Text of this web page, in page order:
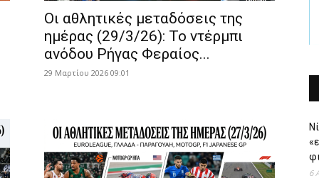
Οι αθλητικές μεταδόσεις της
ημέρας (29/3/26): Το ντέρμπι
ανόδου Ρήγας Φεραίος...
29 Μαρτίου 2026 09:01
6